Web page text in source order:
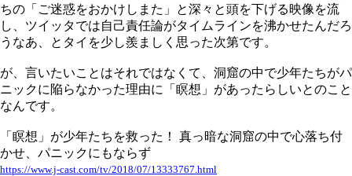
ちの「ご迷惑をおかけしまた」と深々と頭を下げる映像を流
し、ツイッタでは自己責任論がタイムラインを沸かせたんだろ
うなあ、とタイを少し羨ましく思った次第です。
が、言いたいことはそれではなくて、洞窟の中で少年たちがパ
ニックに陥らなかった理由に「瞑想」があったらしいとのこと
なんです。
「瞑想」が少年たちを救った！ 真っ暗な洞窟の中で心落ち付
かせ、パニックにもならず
https://www.j-cast.com/tv/2018/07/13333767.html